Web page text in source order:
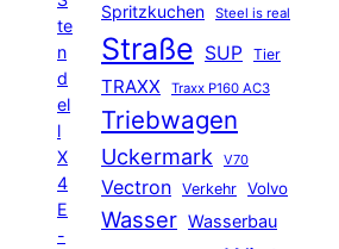
te
n
d
el
l
X
4
E
-
Spritzkuchen Steel is real
Straße SUP Tier
TRAXX Traxx P160 AC3
Triebwagen
Uckermark V70
Vectron Verkehr Volvo
Wasser Wasserbau